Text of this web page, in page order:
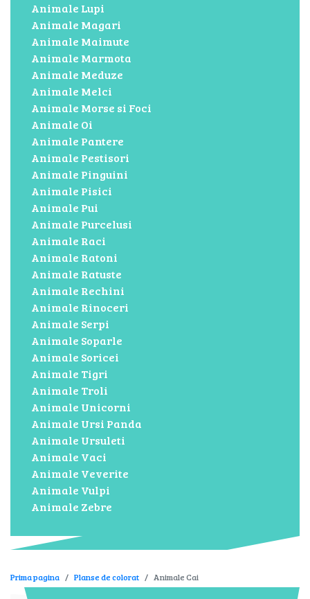
Animale Lupi
Animale Magari
Animale Maimute
Animale Marmota
Animale Meduze
Animale Melci
Animale Morse si Foci
Animale Oi
Animale Pantere
Animale Pestisori
Animale Pinguini
Animale Pisici
Animale Pui
Animale Purcelusi
Animale Raci
Animale Ratoni
Animale Ratuste
Animale Rechini
Animale Rinoceri
Animale Serpi
Animale Soparle
Animale Soricei
Animale Tigri
Animale Troli
Animale Unicorni
Animale Ursi Panda
Animale Ursuleti
Animale Vaci
Animale Veverite
Animale Vulpi
Animale Zebre
Prima pagina Planse de colorat Animale Cai